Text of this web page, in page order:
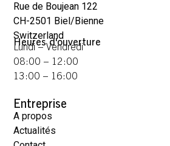
Rue de Boujean 122
CH-2501 Biel/Bienne
Switzerland
Heures d'ouverture
Lundi – Vendredi
08:00 – 12:00
13:00 – 16:00
Entreprise
A propos
Actualités